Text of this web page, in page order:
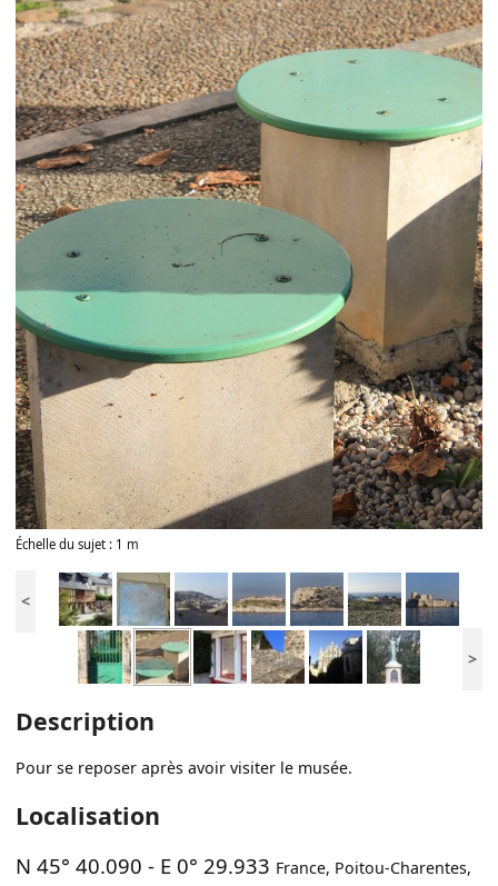
Échelle du sujet : 1 m
<
>
Description
Pour se reposer après avoir visiter le musée.
Localisation
N 45° 40.090 - E 0° 29.933 France, Poitou-Charentes,